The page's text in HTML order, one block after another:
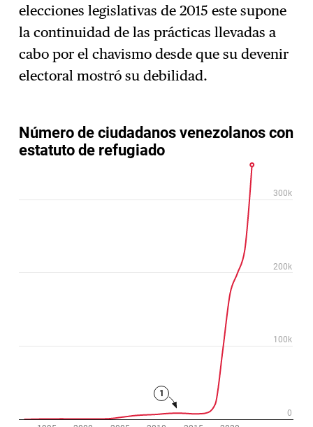
elecciones legislativas de 2015 este supone
la continuidad de las prácticas llevadas a
cabo por el chavismo desde que su devenir
electoral mostró su debilidad.